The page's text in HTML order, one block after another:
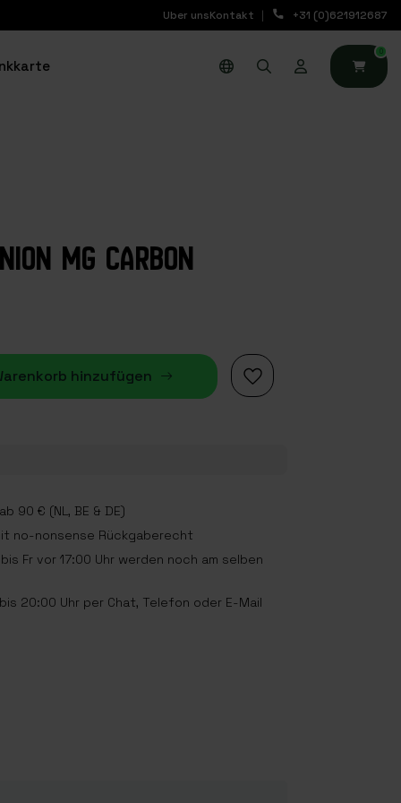
Uber unsKontakt +31 (0)621912687
0
MG CARBON
hinzufügen
90 € (NL, BE & DE)
no-nonsense Rückgaberecht
Fr vor 17:00 Uhr werden noch am selben
20:00 Uhr per Chat, Telefon oder E-Mail